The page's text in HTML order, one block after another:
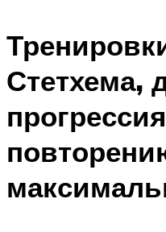
Стетхема,